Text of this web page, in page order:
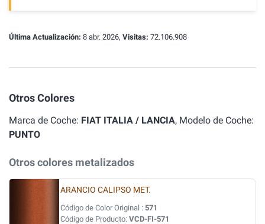
Última Actualización: 8 abr. 2026, Visitas: 72.106.908
Otros Colores
Marca de Coche: FIAT ITALIA / LANCIA, Modelo de Coche:
PUNTO
Otros colores metalizados
ARANCIO CALIPSO MET.
Código de Color Original : 571
Código de Producto: VCD-FI-571